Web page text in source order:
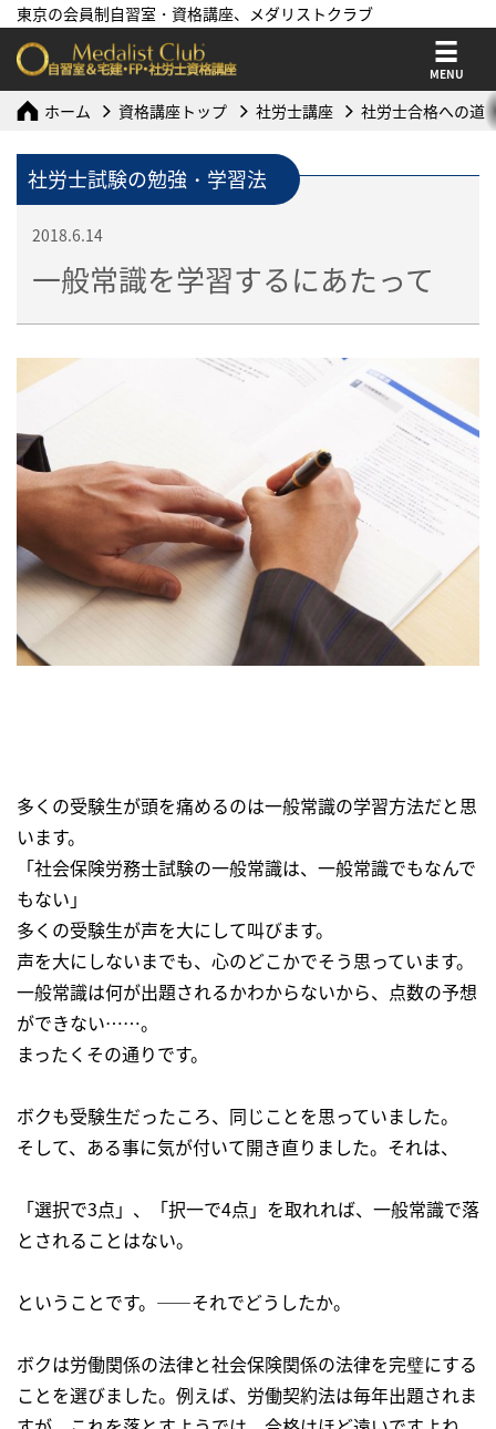
東京の会員制自習室・資格講座、メダリストクラブ
MENU
ホーム 資格講座トップ 社労士講座 社労士合格への道
社労士試験の勉強・学習法
2018.6.14
一般常識を学習するにあたって
多くの受験生が頭を痛めるのは一般常識の学習方法だと思
います。
「社会保険労務士試験の一般常識は、一般常識でもなんで
もない」
多くの受験生が声を大にして叫びます。
声を大にしないまでも、心のどこかでそう思っています。
一般常識は何が出題されるかわからないから、点数の予想
ができない……。
まったくその通りです。
ボクも受験生だったころ、同じことを思っていました。
そして、ある事に気が付いて開き直りました。それは、
「選択で3点」、「択一で4点」を取れれば、一般常識で落
とされることはない。
ということです。――それでどうしたか。
ボクは労働関係の法律と社会保険関係の法律を完璧にする
ことを選びました。例えば、労働契約法は毎年出題されま